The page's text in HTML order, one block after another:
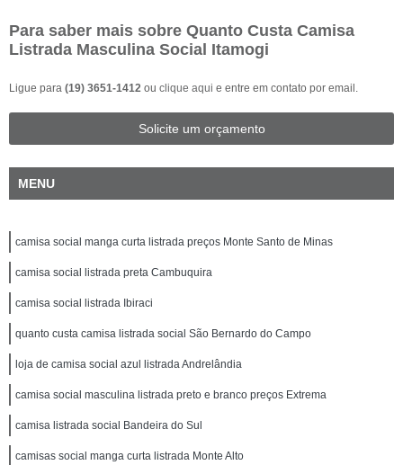
Para saber mais sobre Quanto Custa Camisa
Listrada Masculina Social Itamogi
Ligue para (19) 3651-1412 ou clique aqui e entre em contato por email.
Solicite um orçamento
MENU
camisa social manga curta listrada preços Monte Santo de Minas
camisa social listrada preta Cambuquira
camisa social listrada Ibiraci
quanto custa camisa listrada social São Bernardo do Campo
loja de camisa social azul listrada Andrelândia
camisa social masculina listrada preto e branco preços Extrema
camisa listrada social Bandeira do Sul
camisas social manga curta listrada Monte Alto